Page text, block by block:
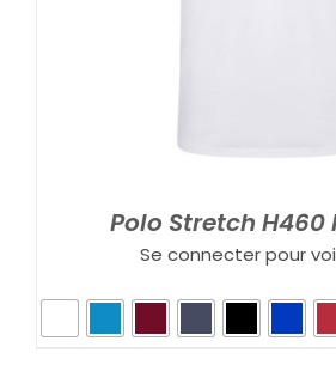
Polo Stretch
Se connecter pour